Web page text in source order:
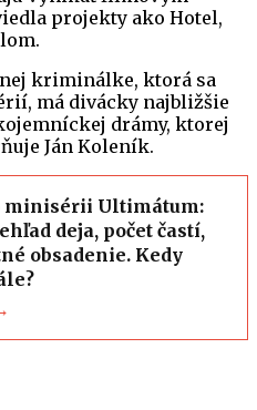
projekty ako Hotel,
kriminálke, ktorá sa
má divácky najbližšie
drámy, ktorej
Ján Koleník.
minisérii Ultimátum:
deja, počet častí,
obsadenie. Kedy